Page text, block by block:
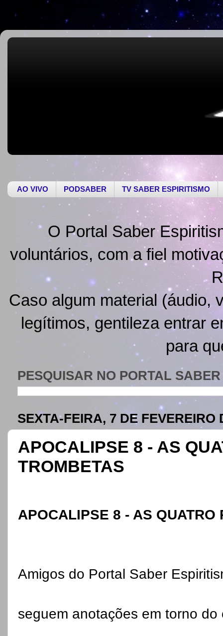
AO VIVO PODSABER TV SABER ESPIRITISMO
O Portal Saber
voluntários, com a fiel
Caso algum material (áudio,
legítimos, gentileza entrar
para
PESQUISAR NO PORTAL
SEXTA-FEIRA, 7 DE FEVEREIRO
APOCALIPSE 8 - AS
TROMBETAS
APOCALIPSE 8 - AS QUATRO
Amigos do Portal Saber
seguem anotações em torno